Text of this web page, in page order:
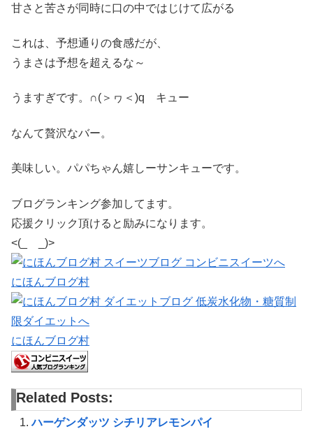
甘さと苦さが同時に口の中ではじけて広がる
これは、予想通りの食感だが、
うまさは予想を超えるな～
うますぎです。∩(＞ヮ＜)q キュー
なんて贅沢なバー。
美味しい。パパちゃん嬉しーサンキューです。
ブログランキング参加してます。
応援クリック頂けると励みになります。
<(_ _)>
にほんブログ村
にほんブログ村
Related Posts:
ハーゲンダッツ シチリアレモンパイ